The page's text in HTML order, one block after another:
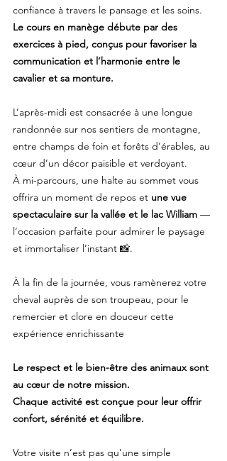
confiance à travers le pansage et les soins.
Le cours en manège débute par des
exercices à pied, conçus pour favoriser la
communication et l’harmonie entre le
cavalier et sa monture.
L’après-midi est consacrée à une longue
randonnée sur nos sentiers de montagne,
entre champs de foin et forêts d’érables, au
cœur d’un décor paisible et verdoyant.
À mi-parcours, une halte au sommet vous
offrira un moment de repos et une vue
spectaculaire sur la vallée et le lac William —
l’occasion parfaite pour admirer le paysage
et immortaliser l’instant 📸.
À la fin de la journée, vous ramènerez votre
cheval auprès de son troupeau, pour le
remercier et clore en douceur cette
expérience enrichissante
Le respect et le bien-être des animaux sont
au cœur de notre mission.
Chaque activité est conçue pour leur offrir
confort, sérénité et équilibre.
Votre visite n’est pas qu’une simple